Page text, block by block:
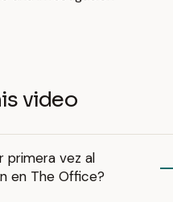
video
primera vez al
en The Office?